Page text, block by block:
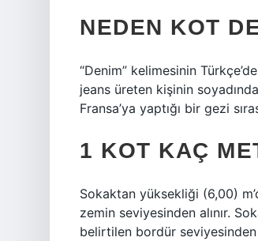
NEDEN KOT
“Denim” kelimesinin
jeans üreten kişinin
Fransa’ya yaptığı bir gezi
1 KOT KAÇ
Sokaktan yüksekliği (6,00)
zemin seviyesinden alınır.
belirtilen bordür